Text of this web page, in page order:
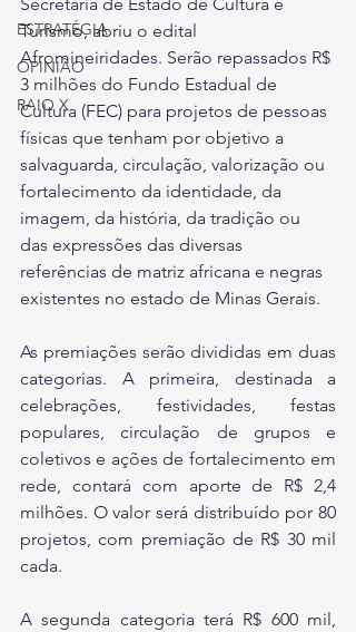
ESTRATÉGIA
OPINIÃO
RAIO X
Turismo, abriu o edital
Afromineiridades. Serão repassados R$
3 milhões do Fundo Estadual de
Cultura (FEC) para projetos de pessoas
físicas que tenham por objetivo a
salvaguarda, circulação, valorização ou
fortalecimento da identidade, da
imagem, da história, da tradição ou
das expressões das diversas
referências de matriz africana e negras
existentes no estado de Minas Gerais.
As premiações serão divididas em duas
categorias. A primeira, destinada a
celebrações, festividades, festas
populares, circulação de grupos e
coletivos e ações de fortalecimento em
rede, contará com aporte de R$ 2,4
milhões. O valor será distribuído por 80
projetos, com premiação de R$ 30 mil
cada.
A segunda categoria terá R$ 600 mil,